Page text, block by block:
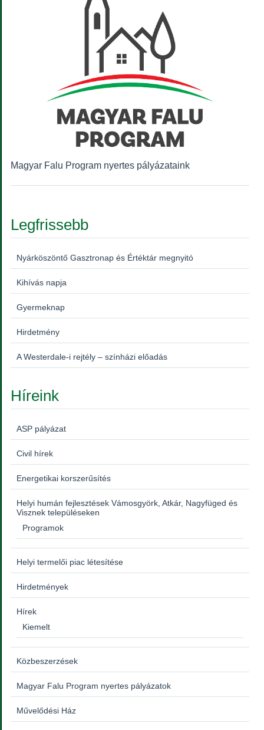
Magyar Falu Program nyertes pályázataink
Legfrissebb
Nyárköszöntő Gasztronap és Értéktár megnyitó
Kihívás napja
Gyermeknap
Hirdetmény
A Westerdale-i rejtély – színházi előadás
Híreink
ASP pályázat
Civil hírek
Energetikai korszerűsítés
Helyi humán fejlesztések Vámosgyörk, Atkár, Nagyfüged és
Visznek településeken
Programok
Helyi termelői piac létesítése
Hirdetmények
Hírek
Kiemelt
Közbeszerzések
Magyar Falu Program nyertes pályázatok
Művelődési Ház